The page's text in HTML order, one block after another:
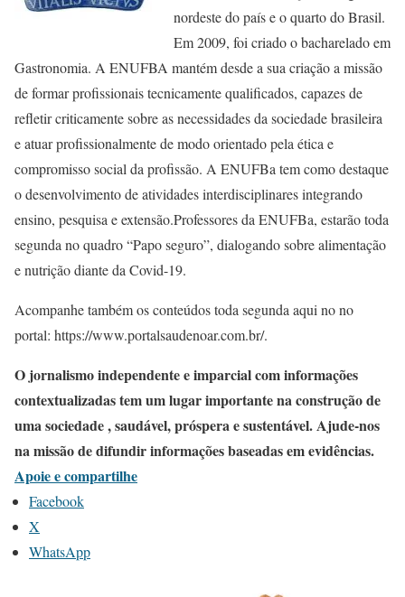
nordeste do país e o quarto do Brasil.
Em 2009, foi criado o bacharelado em
Gastronomia. A ENUFBA mantém desde a sua criação a missão
de formar profissionais tecnicamente qualificados, capazes de
refletir criticamente sobre as necessidades da sociedade brasileira
e atuar profissionalmente de modo orientado pela ética e
compromisso social da profissão. A ENUFBa tem como destaque
o desenvolvimento de atividades interdisciplinares integrando
ensino, pesquisa e extensão.Professores da ENUFBa, estarão toda
segunda no quadro “Papo seguro”, dialogando sobre alimentação
e nutrição diante da Covid-19.
Acompanhe também os conteúdos toda segunda aqui no no
portal: https://www.portalsaudenoar.com.br/.
O jornalismo independente e imparcial com informações
contextualizadas tem um lugar importante na construção de
uma sociedade , saudável, próspera e sustentável. Ajude-nos
na missão de difundir informações baseadas em evidências.
Apoie e compartilhe
Facebook
X
WhatsApp